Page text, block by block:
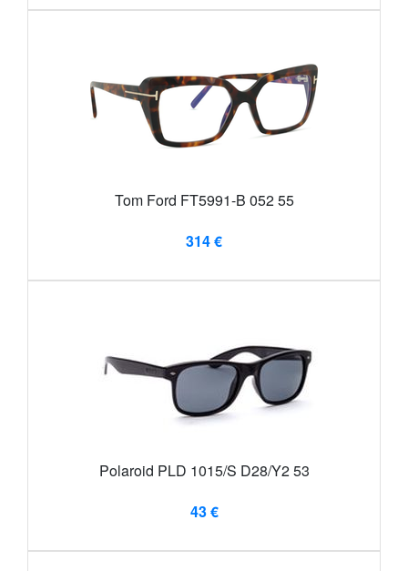
Tom Ford FT5991-B 052 55
314 €
Polaroid PLD 1015/S D28/Y2 53
43 €